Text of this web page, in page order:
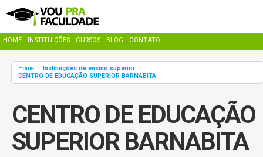
HOME INSTITUIÇÕES CURSOS BLOG CONTATO
Home / Instituições de ensino superior /
CENTRO DE EDUCAÇÃO SUPERIOR BARNABITA
CENTRO DE EDUCAÇÃO
SUPERIOR BARNABITA